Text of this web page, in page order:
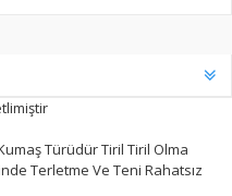
Türüdür Tiril Tiril Olma
Terletme Ve Teni Rahatsız